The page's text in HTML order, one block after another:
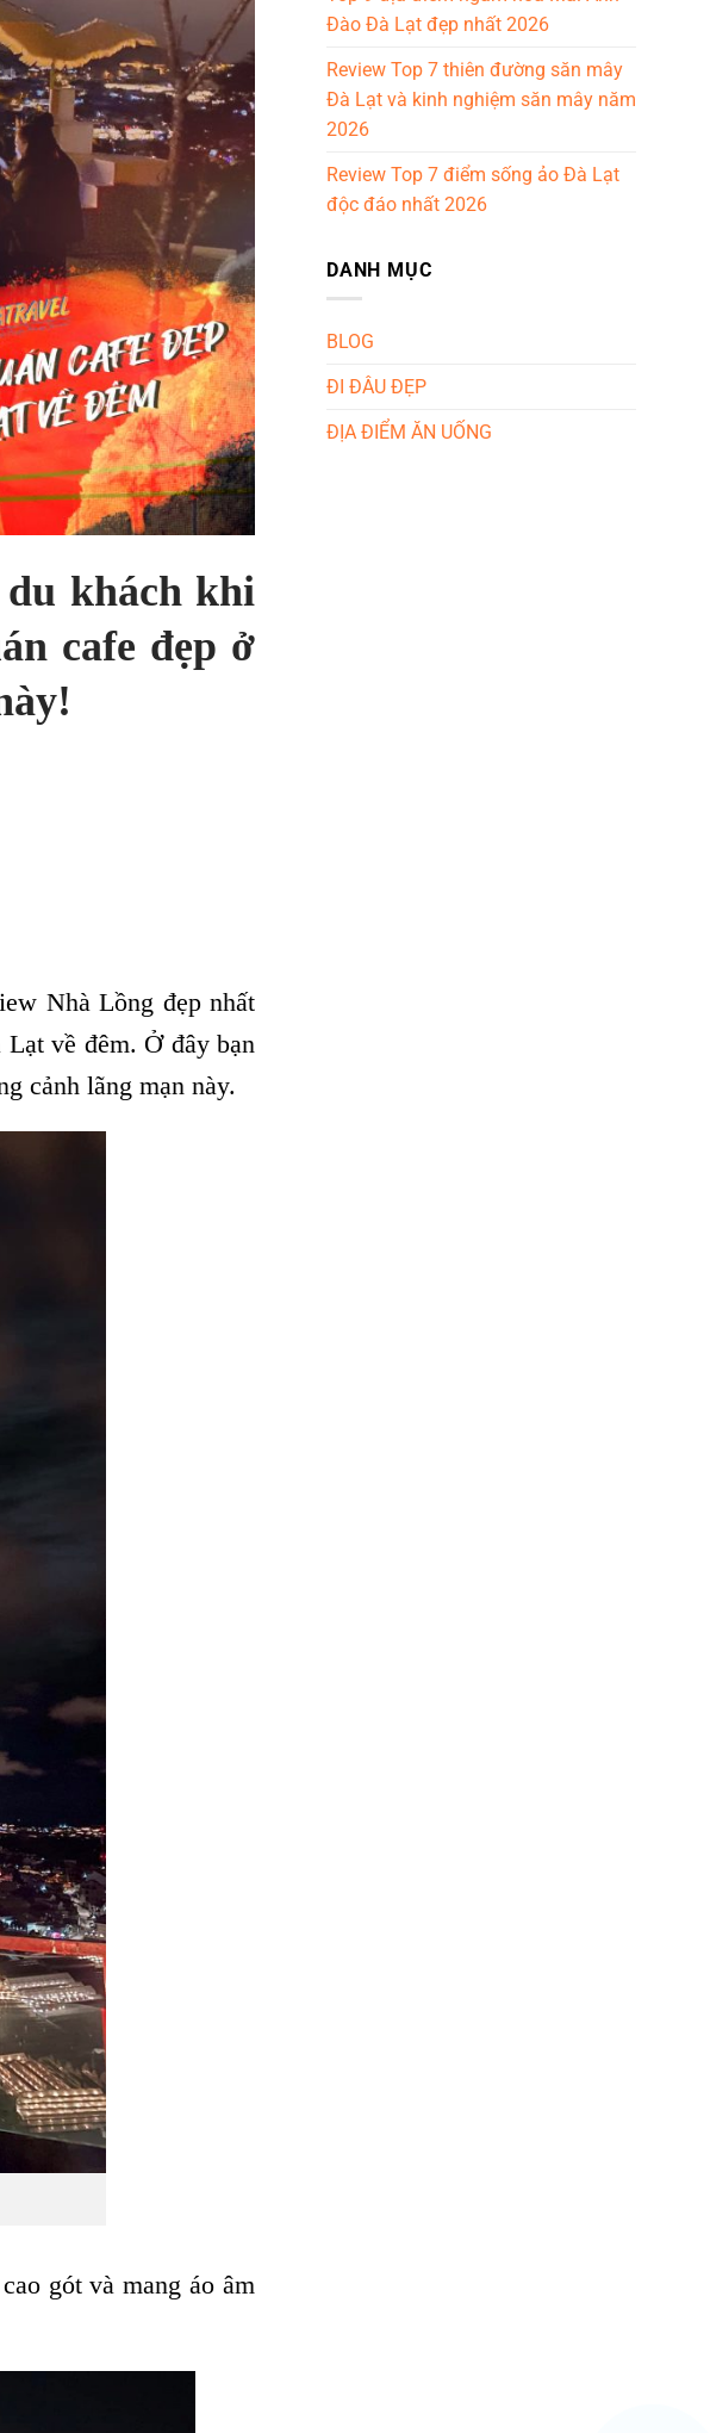
khách khi
cafe đẹp ở
Nhà Lồng đẹp nhất
về đêm. Ở đây bạn
cảnh lãng mạn này.
gót và mang áo âm
Đào Đà Lạt đẹp nhất 2026
Review Top 7 thiên đường săn mây
Đà Lạt và kinh nghiệm săn mây năm
2026
Review Top 7 điểm sống ảo Đà Lạt
độc đáo nhất 2026
DANH MỤC
BLOG
ĐI ĐÂU ĐẸP
ĐỊA ĐIỂM ĂN UỐNG